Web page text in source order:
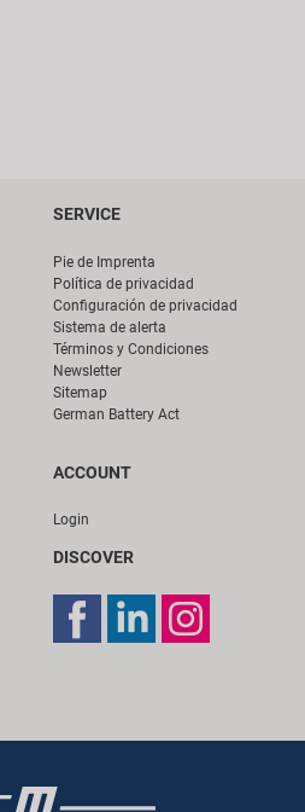
SERVICE
Pie de Imprenta
Política de privacidad
Configuración de privacidad
Sistema de alerta
Términos y Condiciones
Newsletter
Sitemap
German Battery Act
ACCOUNT
Login
DISCOVER